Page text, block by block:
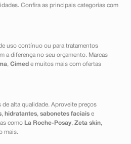
Confira as principais categorias com
uso contínuo ou para tratamentos
a diferença no seu orçamento. Marcas
, Cimed e muitos mais com ofertas
alta qualidade. Aproveite preços
, hidratantes, sabonetes faciaise
como La Roche-Posay, Zeta skin,
mais.